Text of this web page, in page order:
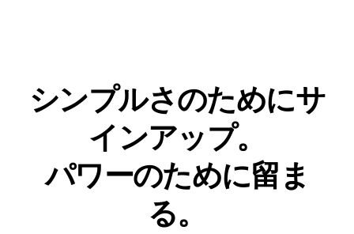
シンプルさのためにサ
インアップ。
パワーのために留ま
る。